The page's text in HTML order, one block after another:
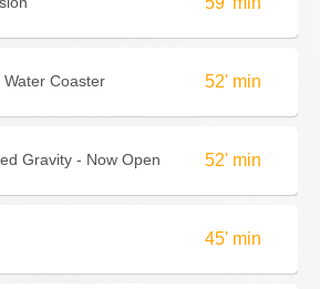
Coaster 52' min
Gravity - Now Open 52' min
45' min